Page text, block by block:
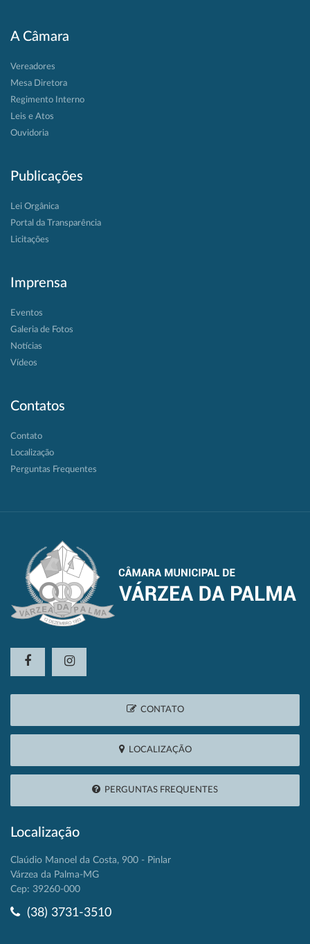
A Câmara
Vereadores
Mesa Diretora
Regimento Interno
Leis e Atos
Ouvidoria
Publicações
Lei Orgânica
Portal da Transparência
Licitações
Imprensa
Eventos
Galeria de Fotos
Notícias
Vídeos
Contatos
Contato
Localização
Perguntas Frequentes
CONTATO
LOCALIZAÇÃO
PERGUNTAS FREQUENTES
Localização
Claúdio Manoel da Costa, 900 - Pinlar
Várzea da Palma-MG
Cep: 39260-000
(38) 3731-3510